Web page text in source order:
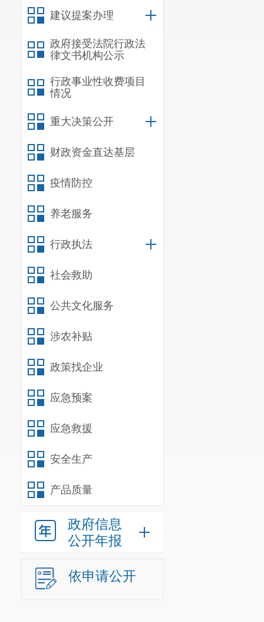
建议提案办理
政府接受法院行政法
律文书机构公示
行政事业性收费项目
情况
重大决策公开
财政资金直达基层
疫情防控
养老服务
行政执法
社会救助
公共文化服务
涉农补贴
政策找企业
应急预案
应急救援
安全生产
产品质量
政府信息
公开年报
依申请公开